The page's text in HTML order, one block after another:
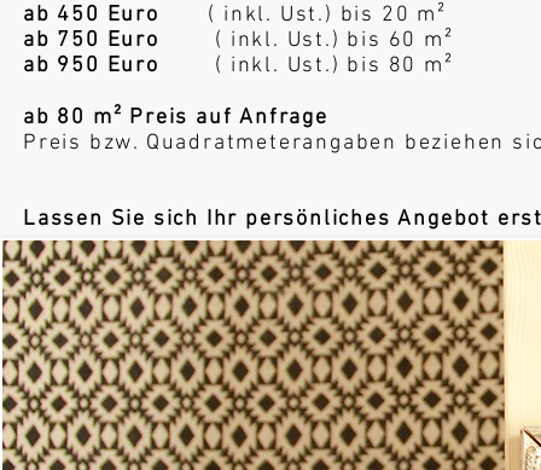
ab 450 Euro ( inkl. Ust.) bis 20 m²
ab 750 Euro ( inkl. Ust.) bis 60 m²
ab 950 Euro ( inkl. Ust.) bis 80 m²
ab 80 m² Preis auf Anfrage
​Preis bzw. Quadratmeterangaben beziehen
Lassen Sie sich Ihr persönliches Angebot